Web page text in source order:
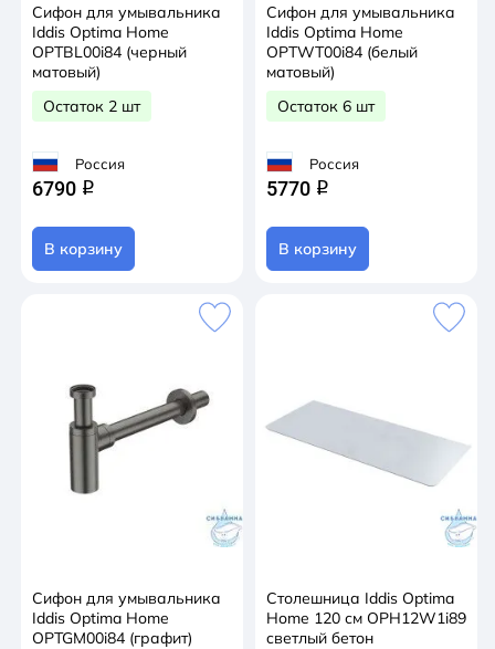
Сифон для умывальника
Iddis Optima Home
OPTBL00i84 (черный
матовый)
Остаток 2 шт
Россия
6790 q
В корзину
Сифон для умывальника
Iddis Optima Home
OPTWT00i84 (белый
матовый)
Остаток 6 шт
Россия
5770 q
В корзину
Сифон для умывальника
Iddis Optima Home
OPTGM00i84 (графит)
Столешница Iddis Optima
Home 120 см OPH12W1i89
cветлый бетон